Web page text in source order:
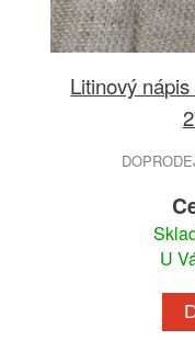
Litinový
U